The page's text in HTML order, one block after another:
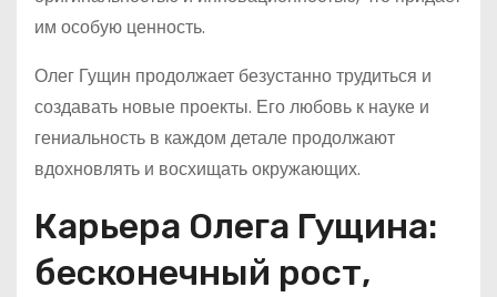
им особую ценность.
Олег Гущин продолжает безустанно трудиться и
создавать новые проекты. Его любовь к науке и
гениальность в каждом детале продолжают
вдохновлять и восхищать окружающих.
Карьера Олега Гущина:
бесконечный рост,